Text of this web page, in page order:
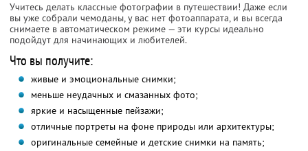
Учитесь делать классные фотографии в путешествии! Даже если
вы уже собрали чемоданы, у вас нет фотоаппарата, и вы всегда
снимаете в автоматическом режиме — эти курсы идеально
подойдут для начинающих и любителей.
Что вы получите:
живые и эмоциональные снимки;
меньше неудачных и смазанных фото;
яркие и насыщенные пейзажи;
отличные портреты на фоне природы или архитектуры;
оригинальные семейные и детские снимки на память;